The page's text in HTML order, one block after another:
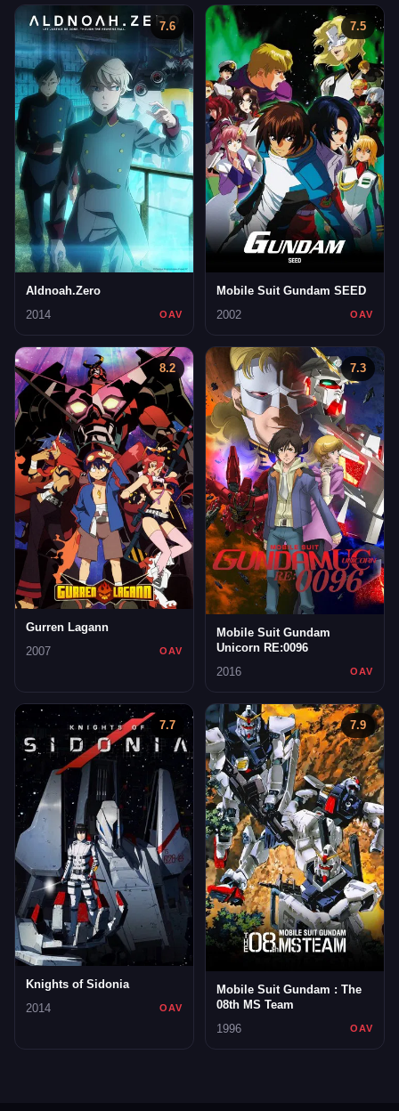
7.6
Aldnoah.Zero
2014
OAV
7.5
Mobile Suit Gundam SEED
2002
OAV
8.2
Gurren Lagann
2007
OAV
7.3
Mobile Suit Gundam
Unicorn RE:0096
2016
OAV
7.7
Knights of Sidonia
2014
OAV
7.9
Mobile Suit Gundam : The
08th MS Team
1996
OAV